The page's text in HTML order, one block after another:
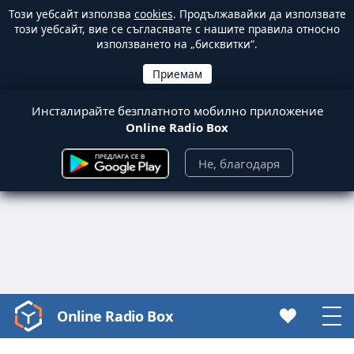
Този уебсайт използва cookies. Продължавайки да използвате
този уебсайт, вие се съгласявате с нашите правила относно
използването на „бисквитки“.
Инсталирайте безплатното мобилно приложение
Online Radio Box
Не, благодаря
Video
Player
Online Radio Box